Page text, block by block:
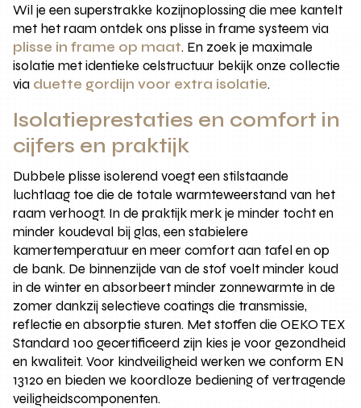
Wil je een superstrakke kozijnoplossing die mee kantelt
met het raam ontdek ons plisse in frame systeem via
plisse in frame op maat. En zoek je maximale
isolatie met identieke celstructuur bekijk onze collectie
via duette gordijn voor extra isolatie.
Isolatieprestaties en comfort in
cijfers en praktijk
Dubbele plisse isolerend voegt een stilstaande
luchtlaag toe die de totale warmteweerstand van het
raam verhoogt. In de praktijk merk je minder tocht en
minder koudeval bij glas, een stabielere
kamertemperatuur en meer comfort aan tafel en op
de bank. De binnenzijde van de stof voelt minder koud
in de winter en absorbeert minder zonnewarmte in de
zomer dankzij selectieve coatings die transmissie,
reflectie en absorptie sturen. Met stoffen die OEKO TEX
Standard 100 gecertificeerd zijn kies je voor gezondheid
en kwaliteit. Voor kindveiligheid werken we conform EN
13120 en bieden we koordloze bediening of vertragende
veiligheidscomponenten.